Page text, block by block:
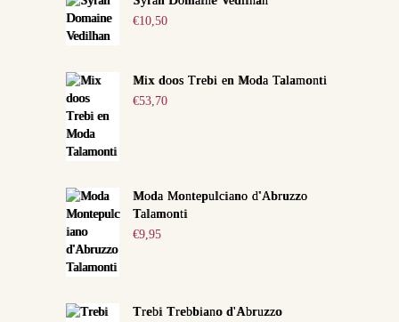
€10,50
Mix doos Trebi en Moda Talamonti
€53,70
Moda Montepulciano d'Abruzzo
Talamonti
€9,95
Trebi Trebbiano d'Abruzzo